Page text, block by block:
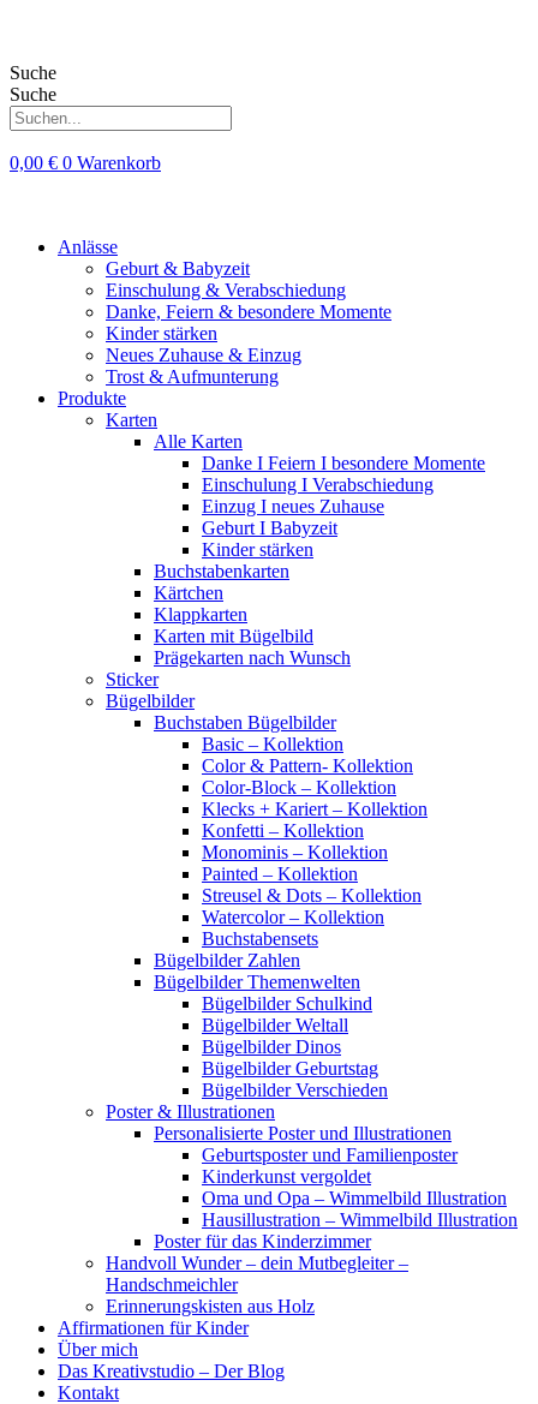
Suche
Suche
0,00 € 0 Warenkorb
Anlässe
Geburt & Babyzeit
Einschulung & Verabschiedung
Danke, Feiern & besondere Momente
Kinder stärken
Neues Zuhause & Einzug
Trost & Aufmunterung
Produkte
Karten
Alle Karten
Danke I Feiern I besondere Momente
Einschulung I Verabschiedung
Einzug I neues Zuhause
Geburt I Babyzeit
Kinder stärken
Buchstabenkarten
Kärtchen
Klappkarten
Karten mit Bügelbild
Prägekarten nach Wunsch
Sticker
Bügelbilder
Buchstaben Bügelbilder
Basic – Kollektion
Color & Pattern- Kollektion
Color-Block – Kollektion
Klecks + Kariert – Kollektion
Konfetti – Kollektion
Monominis – Kollektion
Painted – Kollektion
Streusel & Dots – Kollektion
Watercolor – Kollektion
Buchstabensets
Bügelbilder Zahlen
Bügelbilder Themenwelten
Bügelbilder Schulkind
Bügelbilder Weltall
Bügelbilder Dinos
Bügelbilder Geburtstag
Bügelbilder Verschieden
Poster & Illustrationen
Personalisierte Poster und Illustrationen
Geburtsposter und Familienposter
Kinderkunst vergoldet
Oma und Opa – Wimmelbild Illustration
Hausillustration – Wimmelbild Illustration
Poster für das Kinderzimmer
Handvoll Wunder – dein Mutbegleiter –
Handschmeichler
Erinnerungskisten aus Holz
Affirmationen für Kinder
Über mich
Das Kreativstudio – Der Blog
Kontakt